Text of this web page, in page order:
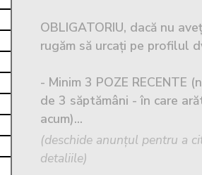
OBLIGATORIU, dacă nu
rugăm să urcați pe profilul
- Minim 3 POZE RECENTE
de 3 săptămâni - în care
acum)...
(deschide anunțul pentru a
detaliile)